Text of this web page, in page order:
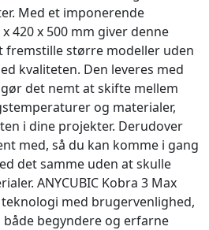
Med et imponerende
420 x 500 mm giver denne
større modeller uden
kvaliteten. Den leveres med
det nemt at skifte mellem
og materialer,
i dine projekter. Derudover
med, så du kan komme i gang
det samme uden at skulle
ANYCUBIC Kobra 3 Max
med brugervenlighed,
begyndere og erfarne